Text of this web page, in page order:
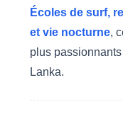
Écoles de surf,
et vie nocturne,
plus
Lanka.